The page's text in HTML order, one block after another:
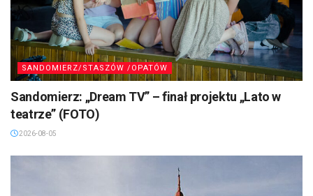
SANDOMIERZ/STASZÓW /OPATÓW
Sandomierz: „Dream TV” – finał projektu „Lato w
teatrze” (FOTO)
2026-08-05